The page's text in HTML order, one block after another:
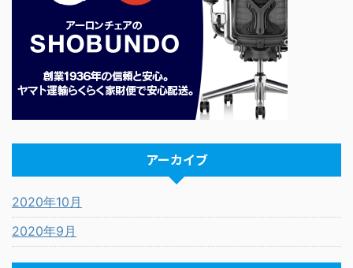
アーカイブ
2020年10月
2020年9月